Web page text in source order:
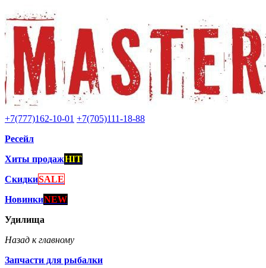
+7(777)162-10-01 +7(705)111-18-88
Ресейл
Хиты продажHIT
СкидкиSALE
НовинкиNEW
Удилища
Назад к главному
Запчасти для рыбалки